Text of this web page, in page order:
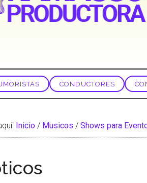
CONDUCTORES
Inicio / Musicos / Shows para